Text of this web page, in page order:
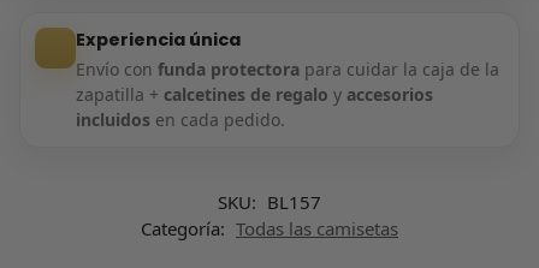
Experiencia única
Envío con funda protectorapara cuidar la caja de la
zapatilla + calcetines de regalo y accesorios
incluidos en cada pedido.
SKU: BL157
Categoría: Todas las camisetas